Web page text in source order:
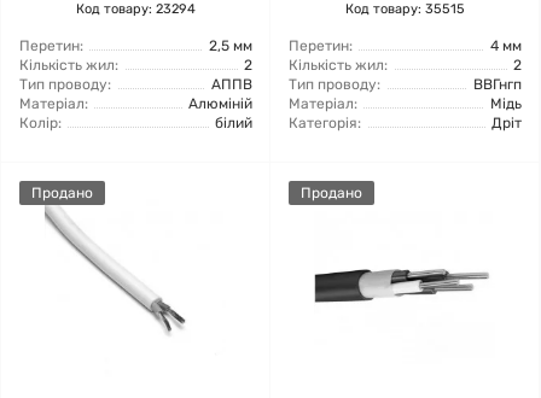
Код товару: 23294
Перетин:
2,5 мм
Кількість жил:
2
Тип проводу:
АППВ
Матеріал:
Алюміній
Колір:
білий
Код товару: 35515
Перетин:
4 мм
Кількість жил:
2
Тип проводу:
ВВГнгп
Матеріал:
Мідь
Категорія:
Дріт
Продано Продано